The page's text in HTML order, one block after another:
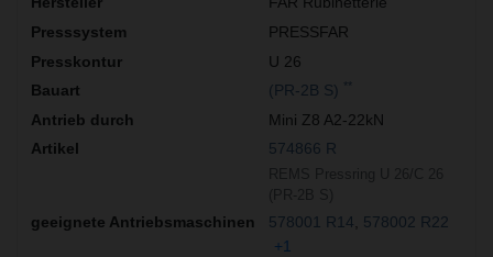
PRESSFAR
U 26
(PR-2B S)
Mini Z8 A2-22kN
574866 R
578001 R14
578002 R22
+1